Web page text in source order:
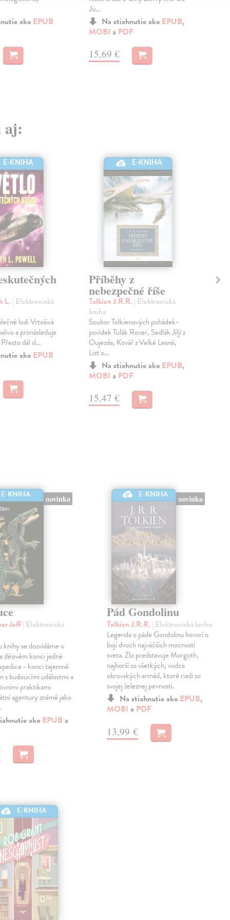
ako EPUB
Jü...
Na stiahnutie ako EPUB,
MOBI a PDF
15,69 €
aj:
E-KNIHA
L. | Elektronická
lodi Vrtošivá
a pronásleduje
dál sl...
ako EPUB
E-KNIHA
Příběhy z
nebezpečné říše
Tolkien J.R.R. | Elektronická
kniha
Soubor Tolkienových pohádek-
povídek Tulák Rover, Sedlák Jiljí z
Oujezda, Kovář z Velké Lesné,
List o...
Na stiahnutie ako EPUB,
MOBI a PDF
15,47 €
E-KNIHA novinka
Jeff| Elektronická
knihy se dozvídáme o
děsivém konci jedné
- konci tajemně
s budoucími událostmi a
praktikami
agentury známé jako
ako EPUB a
E-KNIHA novinka
Pád Gondolinu
Tolkien J.R.R. | Elektronická kniha
Legenda o páde Gondolinu hovorí o
boji dvoch najväčších mocností
sveta. Zlo predstavuje Morgoth,
najhorší zo všetkých, vodca
obrovských armád, ktoré riadi zo
svojej železnej pevnosti.
Na stiahnutie ako EPUB,
MOBI a PDF
13,99 €
E-KNIHA